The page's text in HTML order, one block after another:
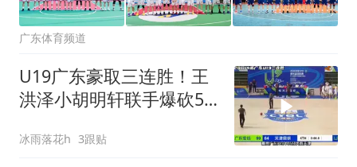
广东体育频道
U19广东豪取三连胜！王
洪泽小胡明轩联手爆砍51
冰雨落花h 3跟贴